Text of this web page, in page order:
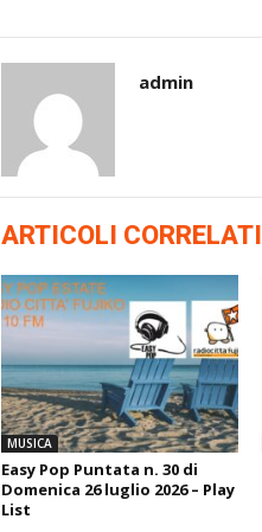
admin
ARTICOLI CORRELATI
MUSICA
Easy Pop Puntata n. 30 di
Domenica 26 luglio 2026 – Play
List